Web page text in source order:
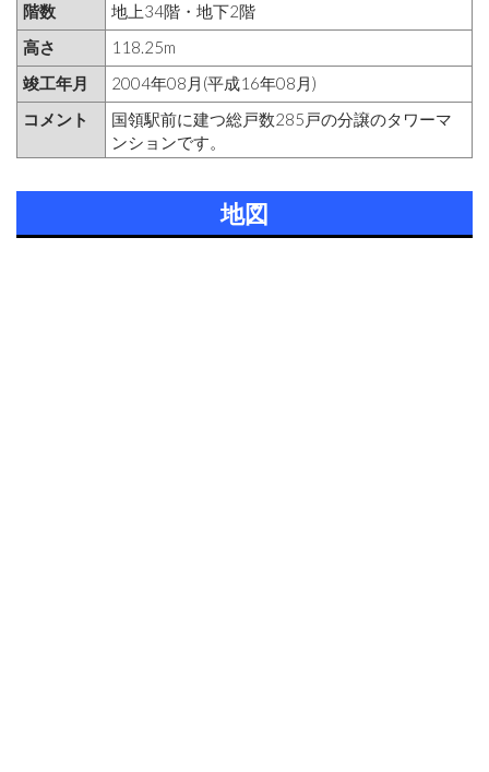
階数
地上34階・地下2階
高さ
118.25m
竣工年月
2004年08月(平成16年08月)
コメント
国領駅前に建つ総戸数285戸の分譲のタワーマ
ンションです。
地図